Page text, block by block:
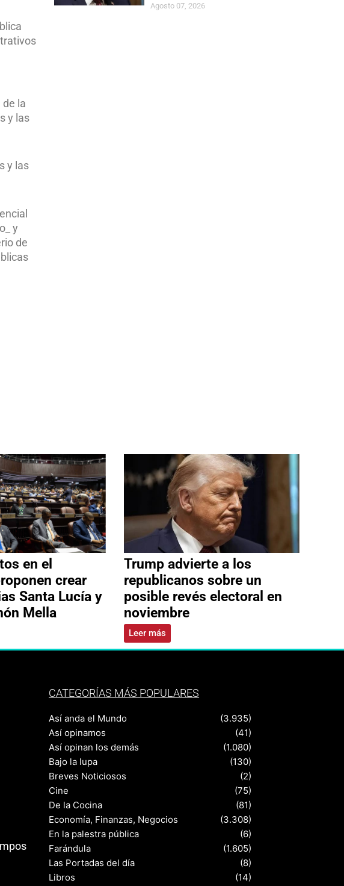
la
y las
y las
y
de
Agosto 07, 2026
en el
crear
Santa Lucía y
Mella
Trump advierte a los
republicanos sobre un
posible revés electoral en
noviembre
Leer más
CATEGORÍAS MÁS POPULARES
Así anda el Mundo
(3.935)
Así opinamos
(41)
Así opinan los demás
(1.080)
Bajo la lupa
(130)
Breves Noticiosos
(2)
Cine
(75)
De la Cocina
(81)
Economía, Finanzas, Negocios
(3.308)
En la palestra pública
(6)
Farándula
(1.605)
Las Portadas del día
(8)
Libros
(14)